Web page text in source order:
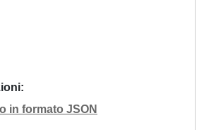
in formato JSON